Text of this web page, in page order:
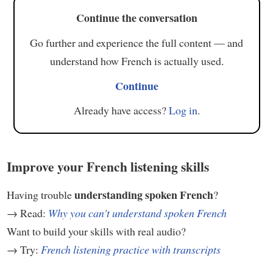
Continue the conversation
Go further and experience the full content — and
understand how French is actually used.
Continue
Already have access?Log in.
Improve your French listening skills
Having troubleunderstanding spoken French?
→ Read: Why you can't understand spoken French
Want to build your skills with real audio?
→ Try: French listening practice with transcripts